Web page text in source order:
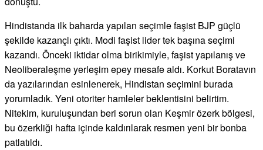
Hindistanda ilk baharda yapılan seçimle faşist BJP güçlü
şekilde kazançlı çıktı. Modi faşist lider tek başına seçimi
kazandı. Önceki iktidar olma birikimiyle, faşist yapılanış ve
Neoliberaleşme yerleşim epey mesafe aldı. Korkut Boratavın
da yazılarından esinlenerek, Hindistan seçimini burada
yorumladık. Yeni otoriter hamleler beklentisini belirtim.
Nitekim, kuruluşundan beri sorun olan Keşmir özerk bölgesi,
bu özerkliği hafta içinde kaldırılarak resmen yeni bir bonba
patlatıldı.